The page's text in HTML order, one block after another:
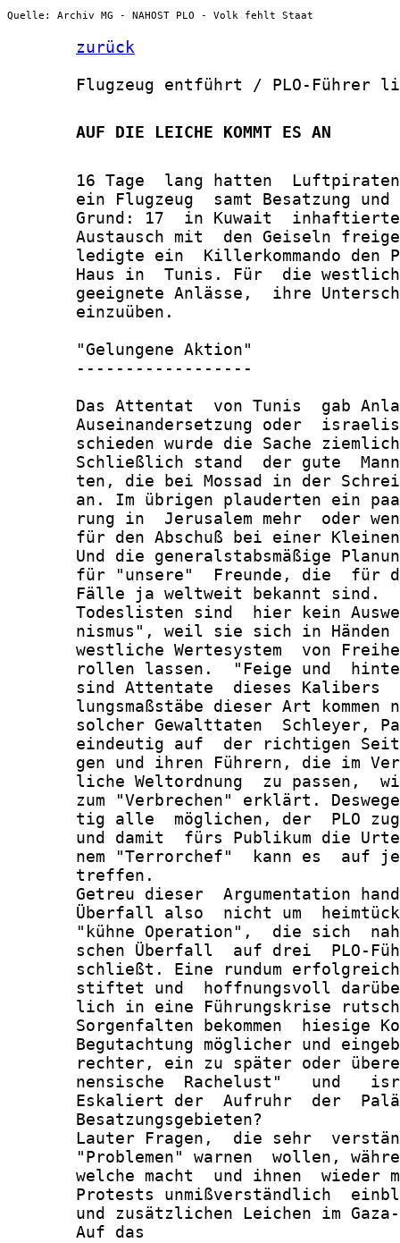
Quelle: Archiv MG - NAHOST PLO - Volk fehlt Staat
zurück
Flugzeug entführt / PLO-Führer
       AUF DIE LEICHE KOMMT ES AN
16 Tage  lang hatten
ein Flugzeug  samt Besatzung
Grund: 17  in Kuwait
Austausch mit  den Geiseln
ledigte ein  Killerkommando den
Haus in  Tunis. Für  die
geeignete Anlässe,  ihre
       einzuüben.
       "Gelungene Aktion"
       ------------------
Das Attentat  von Tunis  gab
Auseinandersetzung oder
schieden wurde die Sache
Schließlich stand  der gute
ten, die bei Mossad in der
an. Im übrigen plauderten ein
rung in  Jerusalem mehr  oder
für den Abschuß bei einer
Und die generalstabsmäßige
für "unsere"  Freunde, die  für
       Fälle ja weltweit bekannt sind.
Todeslisten sind  hier kein
nismus", weil sie sich in
westliche Wertesystem  von
rollen lassen.  "Feige und
sind Attentate  dieses Kalibers
lungsmaßstäbe dieser Art kommen
solcher Gewalttaten  Schleyer,
eindeutig auf  der richtigen
gen und ihren Führern, die im
liche Weltordnung  zu passen,
zum "Verbrechen" erklärt.
tig alle  möglichen, der  PLO
und damit  fürs Publikum die
nem "Terrorchef"  kann es  auf
       treffen.
Getreu dieser  Argumentation
Überfall also  nicht um
"kühne Operation",  die sich
schen Überfall  auf drei  PLO-
schließt. Eine rundum
stiftet und  hoffnungsvoll
lich in eine Führungskrise
Sorgenfalten bekommen  hiesige
Begutachtung möglicher und
rechter, ein zu später oder
nensische  Rachelust"   und
Eskaliert der  Aufruhr  der
       Besatzungsgebieten?
Lauter Fragen,  die sehr
"Problemen" warnen  wollen,
welche macht  und ihnen  wieder
Protests unmißverständlich
und zusätzlichen Leichen im
       Auf das